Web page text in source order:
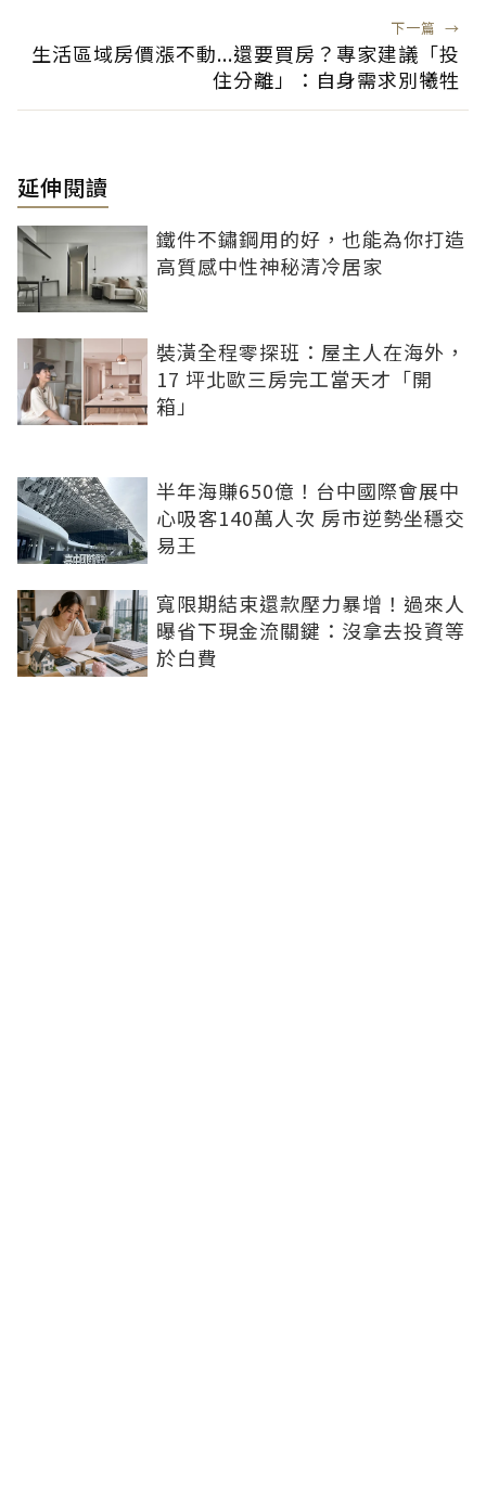
下一篇 →
生活區域房價漲不動...還要買房？專家建議「投
住分離」：自身需求別犧牲
延伸閱讀
鐵件不鏽鋼用的好，也能為你打造
高質感中性神秘清冷居家
裝潢全程零探班：屋主人在海外，
17 坪北歐三房完工當天才「開
箱」
半年海賺650億！台中國際會展中
心吸客140萬人次 房市逆勢坐穩交
易王
寬限期結束還款壓力暴增！過來人
曝省下現金流關鍵：沒拿去投資等
於白費